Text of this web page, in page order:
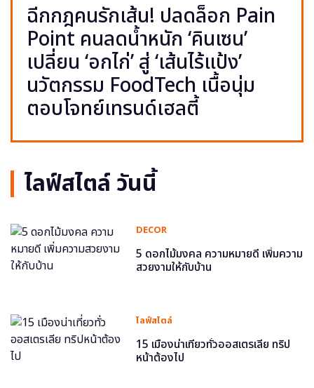
ฉีกกฎคนรักเส้น! ปลดล็อก Pain
Point คนลดน้ำหนัก ‘คินเซน’
เปลี่ยน ‘อกไก่’ สู่ ‘เส้นไร้แป้ง’
นวัตกรรม FoodTech เนื้อนุ่ม
ตอบโจทย์เทรนด์เฮลตี้
ไลฟ์สไตล์ วันนี้
DECOR
5 ดอกไม้มงคล ความหมายดี เพิ่มความ
สวยงามให้กับบ้าน
ไลฟ์สไตล์
15 เมืองน่าเที่ยวทั่วออสเตรเลีย ทริป
หน้าต้องไป